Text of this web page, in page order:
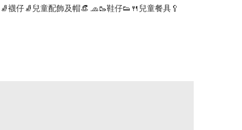
🧦襪仔🧦 兒童配飾及帽👒 🧢🥾鞋仔👟 🍴兒童餐具🥄